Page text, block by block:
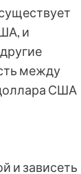
и
между
США
и зависеть